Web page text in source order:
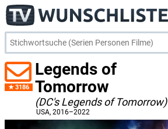
3186
Legends of
Tomorrow
(DC's Legends of Tomorrow)
USA, 2016–2022